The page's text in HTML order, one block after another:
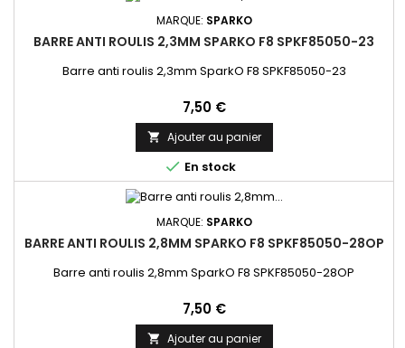
MARQUE: SPARKO
BARRE ANTI ROULIS 2,3MM SPARKO F8 SPKF85050-23
Barre anti roulis 2,3mm SparkO F8 SPKF85050-23
Prix
7,50 €
 Ajouter au panier
 En stock
MARQUE: SPARKO
BARRE ANTI ROULIS 2,8MM SPARKO F8 SPKF85050-28OP
Barre anti roulis 2,8mm SparkO F8 SPKF85050-28OP
Prix
7,50 €
 Ajouter au panier